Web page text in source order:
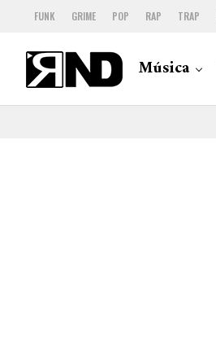
FUNK GRIME POP RAP TRAP
Música